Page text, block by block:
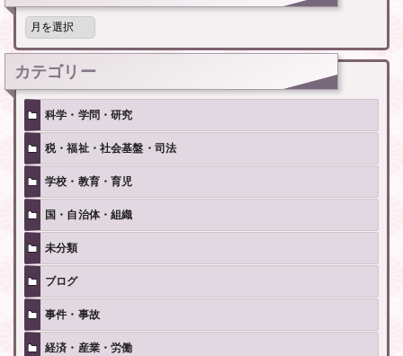
月
記
事
カテゴリー
科学・学問・研究
税・福祉・社会基盤・司法
学校・教育・育児
国・自治体・組織
未分類
ブログ
事件・事故
経済・産業・労働